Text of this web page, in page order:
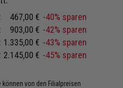
467,00 € -40% sparen
903,00 € -42% sparen
1.335,00 € -43% sparen
2.145,00 € -45% sparen
können von den Filialpreisen